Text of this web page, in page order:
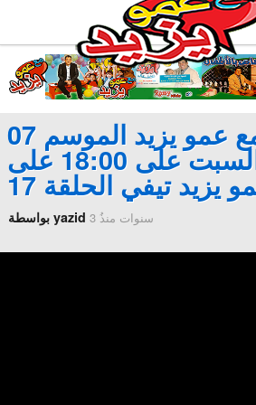
برنامج مع عمو يزيد الموسم 07
الثلاثاء و السبت على 18:00 على
يزيد تيفي الحلقة 17
بواسطة yazid 3 سنوات منذُ